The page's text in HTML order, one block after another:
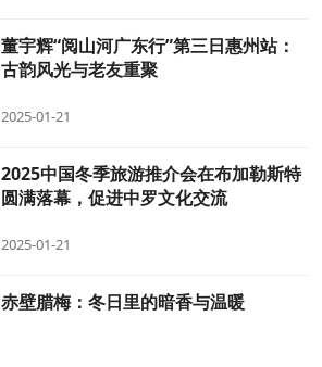
董宇辉“阅山河广东行”第三日惠州站：
古韵风光与老友重聚
2025-01-21
2025中国冬季旅游推介会在布加勒斯特
圆满落幕，促进中罗文化交流
2025-01-21
赤壁腊梅：冬日里的暗香与温暖